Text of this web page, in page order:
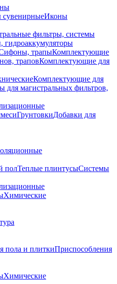
Иконы
фильтры, системы
гидроаккумуляторы
трапыКомплектующие
траповКомплектующие для
Комплектующие для
для магистральных фильтров,
ГрунтовкиДобавки для
полТеплые плинтусыСистемы
Химические
пола и плиткиПриспособления
Химические